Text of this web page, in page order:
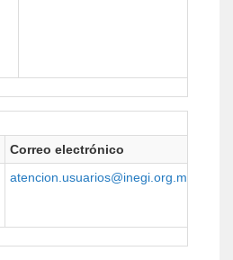
Correo electrónico
atencion.usuarios@inegi.org.mx